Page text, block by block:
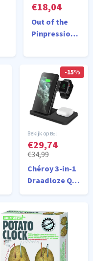
dashcam
voor auto
met
optionele
€18,04
Out of the
Pinpressions
-15%
Bol
€29,74
€34,99
Chéroy 3-in-1
Draadloze Qi
Magsafe
Zwart - 15W -
Oplaadstation
- Voor iPhone,
Apple Watch,